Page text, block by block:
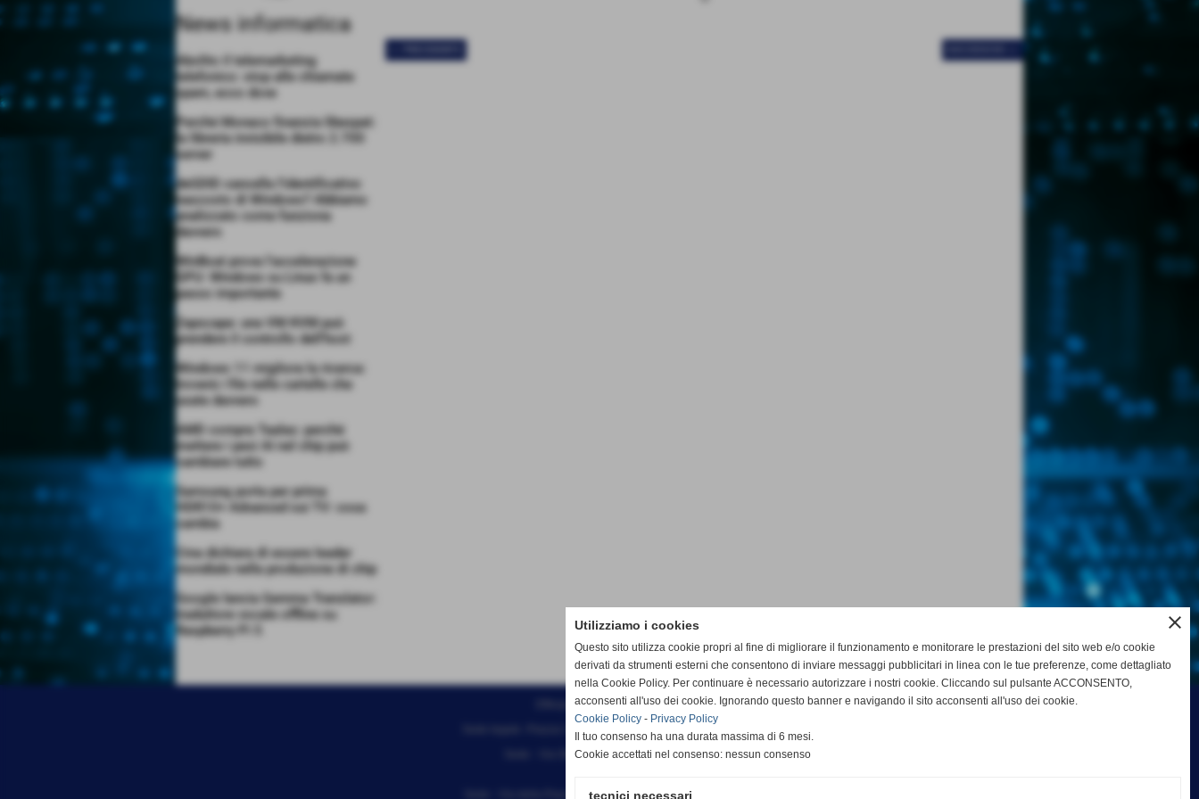
News informatica
Abolito il telemarketing
telefonico: stop alle chiamate
spam, ecco dove
Perché Monaco finanzia libexpat:
la libreria invisibile dietro 2.700
server
deGDID cancella l’identificativo
nascosto di Windows? Abbiamo
analizzato come funziona
davvero
WinBoat prova l’accelerazione
GPU: Windows su Linux fa un
passo importante
Zapscape: una VM KVM può
prendere il controllo dell’host
Windows 11 migliora la ricerca:
troverà i file nelle cartelle che
usate davvero
AMD compra Taalas: perché
mettere i pesi AI nel chip può
cambiare tutto
Samsung porta per prima
HDR10+ Advanced sui TV: cosa
cambia
Cina dichiara di essere leader
mondiale nella produzione di chip
Google lancia Gemma Translator:
traduttore vocale offline su
Raspberry Pi 5
Effesystem di Fabio Favati
Sede legale -Piazza Carducci 18 55045 Pietrasanta (LU)
Sede - Via Ottorino Ciabattini Viareggio
Sede - Via della Piazza Bianca 15 56025 Pontedera (PI)
close
Utilizziamo i cookies
Questo sito utilizza cookie propri al fine di migliorare il funzionamento e monitorare le prestazioni del sito web e/o cookie
derivati da strumenti esterni che consentono di inviare messaggi pubblicitari in linea con le tue preferenze, come dettagliato
nella Cookie Policy. Per continuare è necessario autorizzare i nostri cookie. Cliccando sul pulsante ACCONSENTO,
acconsenti all'uso dei cookie. Ignorando questo banner e navigando il sito acconsenti all'uso dei cookie.
Cookie Policy - Privacy Policy
Il tuo consenso ha una durata massima di 6 mesi.
Cookie accettati nel consenso: nessun consenso
tecnici necessari